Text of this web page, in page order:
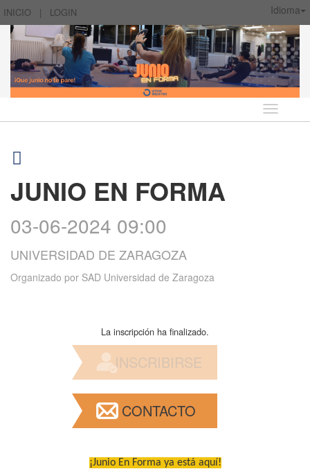
INICIO | LOGIN Idioma
Idioma
JUNIO EN FORMA
03-06-2024 09:00
UNIVERSIDAD DE ZARAGOZA
Organizado por SAD Universidad de Zaragoza
La inscripción ha finalizado.
INSCRIBIRSE
CONTACTO
¡Junio En Forma ya está aquí!